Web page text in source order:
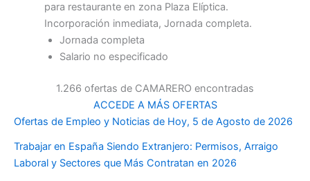
para restaurante en zona Plaza Elíptica.
Incorporación inmediata, Jornada completa.
Jornada completa
Salario no especificado
1.266 ofertas de CAMARERO encontradas
ACCEDE A MÁS OFERTAS
Ofertas de Empleo y Noticias de Hoy, 5 de Agosto de 2026
Trabajar en España Siendo Extranjero: Permisos, Arraigo
Laboral y Sectores que Más Contratan en 2026